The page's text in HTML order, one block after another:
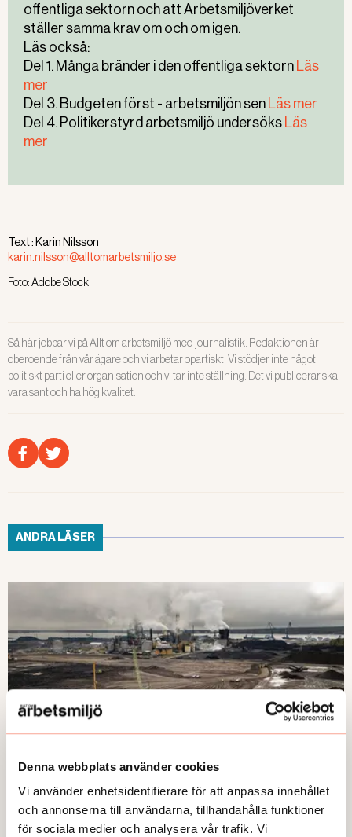
Denna webbplats använder cookies
Vi använder enhetsidentifierare för att anpassa innehållet
och annonserna till användarna, tillhandahålla funktioner
för sociala medier och analysera vår trafik. Vi
offentliga sektorn och att Arbetsmiljöverket
ställer samma krav om och om igen.
Läs också:
Del 1. Många bränder i den offentliga sektorn Läs
mer
Del 3. Budgeten först - arbetsmiljön sen Läs mer
Del 4. Politikerstyrd arbetsmiljö undersöks Läs
mer
Text : Karin Nilsson
karin.nilsson@alltomarbetsmiljo.se
Foto:Adobe Stock
Så här jobbar vi på Allt om arbetsmiljö med journalistik. Redaktionen är
oberoende från vår ägare och vi arbetar opartiskt. Vi stödjer inte något
politiskt parti eller organisation och vi tar inte ställning. Det vi publicerar ska
vara sant och ha hög kvalitet.
ANDRA LÄSER
NYHETER
Arbetet återupptas på SSAB
Publicerad:2026-05-26